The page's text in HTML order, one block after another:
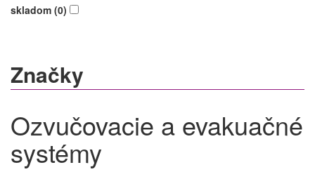
skladom (0)
Značky
Ozvučovacie a evakuačné
systémy